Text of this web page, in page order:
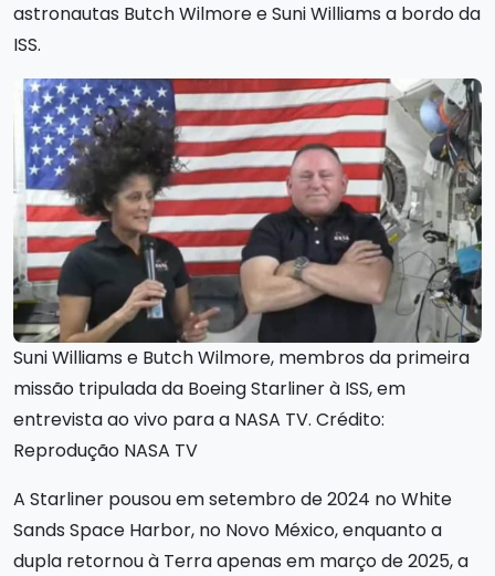
astronautas Butch Wilmore e Suni Williams a bordo da
ISS.
Suni Williams e Butch Wilmore, membros da primeira
missão tripulada da Boeing Starliner à ISS, em
entrevista ao vivo para a NASA TV. Crédito:
Reprodução NASA TV
A Starliner pousou em setembro de 2024 no White
Sands Space Harbor, no Novo México, enquanto a
dupla retornou à Terra apenas em março de 2025, a